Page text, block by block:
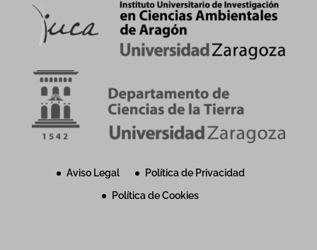
Aviso Legal
Política de Privacidad
Política de Cookies